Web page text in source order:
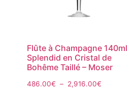
Flûte à Champagne 140ml
Splendid en Cristal de
Bohême Taillé – Moser
486.00€ – 2,916.00€